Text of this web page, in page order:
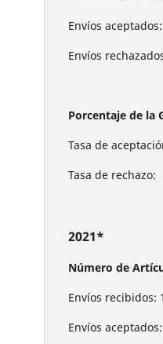
Envíos aceptados:
Envíos
Porcentaje de la
Tasa de
Tasa de rechazo:
2021*
Número de
Envíos recibidos:
Envíos